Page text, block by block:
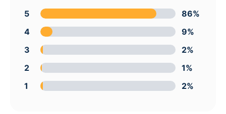
5
86%
4
9%
3
2%
2
1%
1
2%